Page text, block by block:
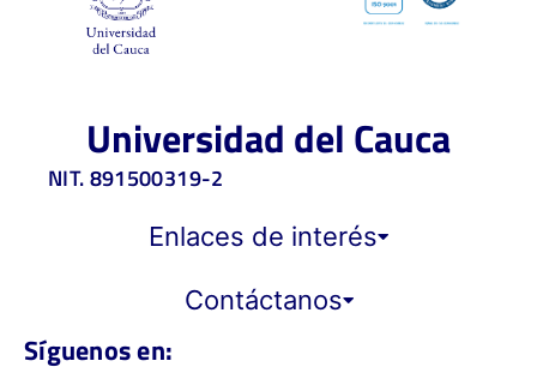
Universidad del Cauca
NIT. 891500319-2
Enlaces de interés
Contáctanos
Síguenos en: